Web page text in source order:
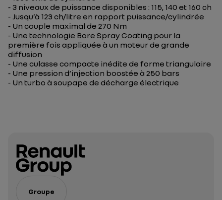
- 3 niveaux de puissance disponibles : 115, 140 et 160 ch
- Jusqu’à 123 ch/litre en rapport puissance/cylindrée
- Un couple maximal de 270 Nm
- Une technologie Bore Spray Coating pour la
première fois appliquée à un moteur de grande
diffusion
- Une culasse compacte inédite de forme triangulaire
- Une pression d’injection boostée à 250 bars
- Un turbo à soupape de décharge électrique
Groupe